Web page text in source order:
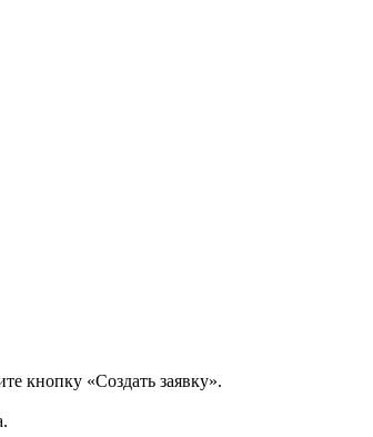
кнопку «Создать заявку».